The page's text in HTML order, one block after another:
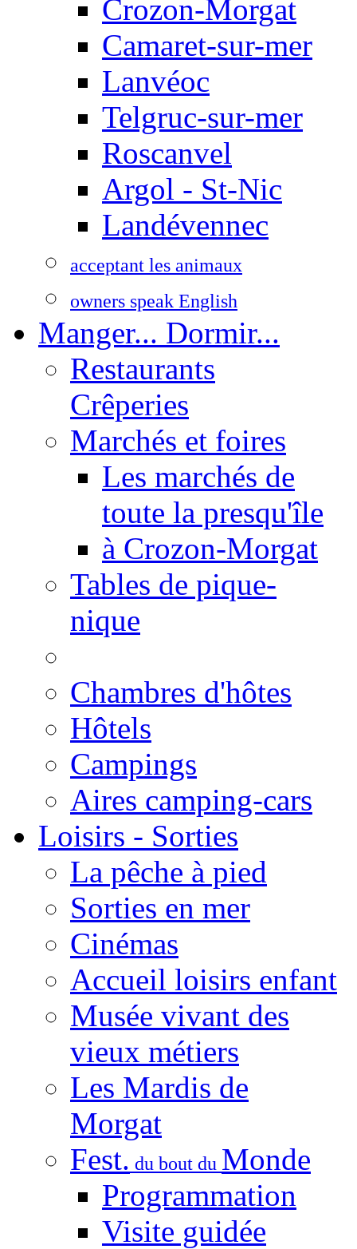
Crozon-Morgat
Camaret-sur-mer
Lanvéoc
Telgruc-sur-mer
Roscanvel
Argol - St-Nic
Landévennec
acceptant les animaux
owners speak English
Manger... Dormir...
Restaurants
Crêperies
Marchés et foires
Les marchés de
toute la presqu'île
à Crozon-Morgat
Tables de pique-
nique
Chambres d'hôtes
Hôtels
Campings
Aires camping-cars
Loisirs - Sorties
La pêche à pied
Sorties en mer
Cinémas
Accueil loisirs enfant
Musée vivant des
vieux métiers
Les Mardis de
Morgat
Fest. du bout du Monde
Programmation
Visite guidée